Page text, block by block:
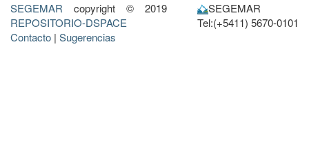
SEGEMAR copyright © 2019
REPOSITORIO-DSPACE
Contacto | Sugerencias
SEGEMAR
Tel:(+5411) 5670-0101